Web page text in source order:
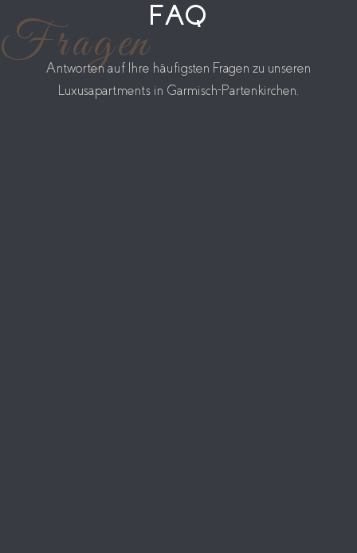
FAQ
Fragen
Antworten auf Ihre häufigsten Fragen zu unseren
Luxusapartments in Garmisch-Partenkirchen.